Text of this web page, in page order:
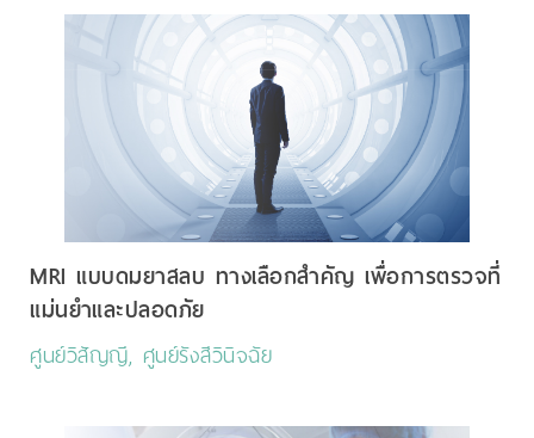
MRI แบบดมยาสลบ ทางเลือกสำคัญ เพื่อการตรวจที่
แม่นยำและปลอดภัย
ศูนย์วิสัญญี, ศูนย์รังสีวินิจฉัย